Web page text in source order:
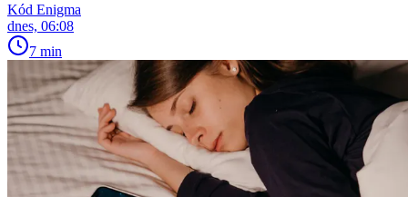
Kód Enigma
dnes, 06:08
7 min